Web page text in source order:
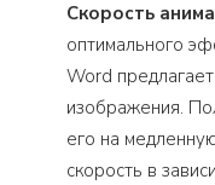
Скорость
оптимального
Word
изображения.
его на
скорость в